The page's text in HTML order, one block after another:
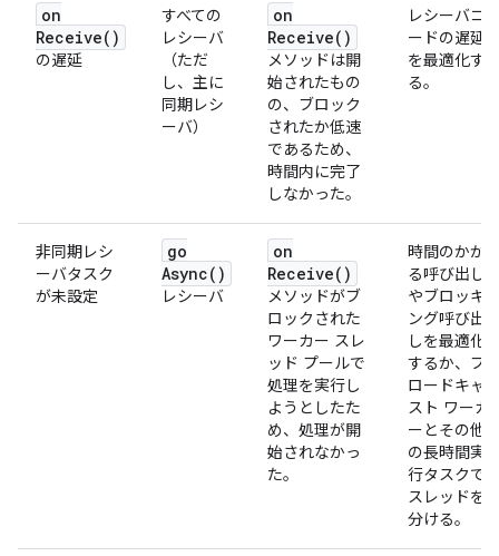
on
Receive( )
の遅延
すべての
レシーバ
（ただ
し、主に
同期レシ
ーバ）
on
Receive( )
メソッドは開
始されたもの
の、ブロック
されたか低速
であるため、
時間内に完了
しなかった。
レシーバコ
ードの遅延
を最適化す
る。
非同期レシ
ーバタスク
が未設定
go
Async( )
レシーバ
on
Receive( )
メソッドがブ
ロックされた
ワーカー スレ
ッド プールで
処理を実行し
ようとしたた
め、処理が開
始されなかっ
た。
時間のかか
る呼び出し
やブロッキ
ング呼び出
しを最適化
するか、ブ
ロードキャ
スト ワーカ
ーとその他
の長時間実
行タスクで
スレッドを
分ける。